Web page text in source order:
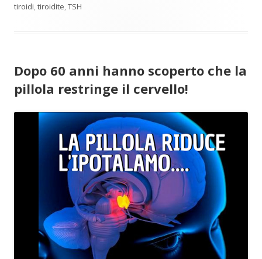
tiroidi,tiroidite,TSH
Dopo 60 anni hanno scoperto che la
pillola restringe il cervello!